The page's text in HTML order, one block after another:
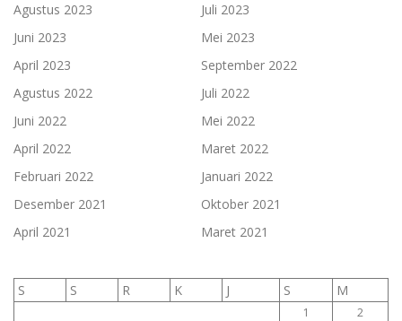
Agustus 2023
Juli 2023
Juni 2023
Mei 2023
April 2023
September 2022
Agustus 2022
Juli 2022
Juni 2022
Mei 2022
April 2022
Maret 2022
Februari 2022
Januari 2022
Desember 2021
Oktober 2021
April 2021
Maret 2021
S S R K J S M
1
2